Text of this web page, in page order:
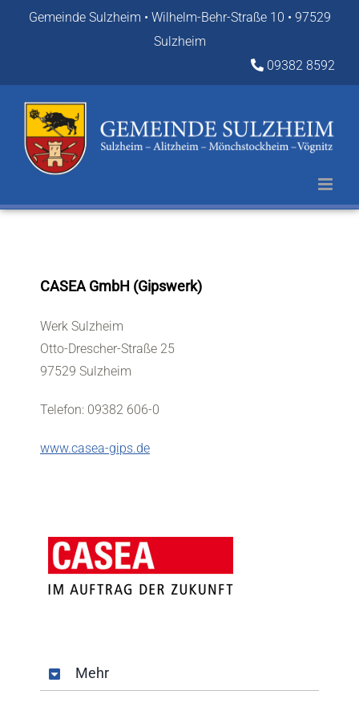
Gemeinde Sulzheim • Wilhelm-Behr-Straße 10 • 97529
Sulzheim
09382 8592
CASEA GmbH (Gipswerk)
Werk Sulzheim
Otto-Drescher-Straße 25
97529 Sulzheim
Telefon: 09382 606-0
www.casea-gips.de
Mehr